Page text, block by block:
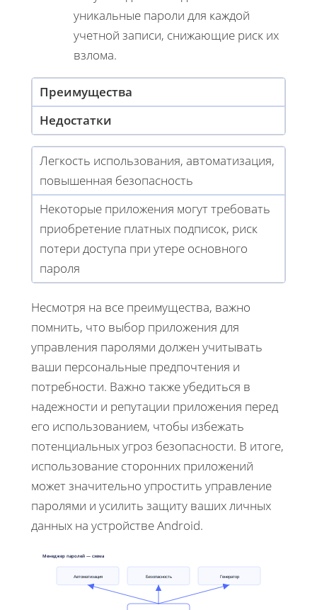
уникальные пароли для каждой
учетной записи, снижающие риск их
взлома.
Преимущества
Недостатки
Легкость использования, автоматизация,
повышенная безопасность
Некоторые приложения могут требовать
приобретение платных подписок, риск
потери доступа при утере основного
пароля
Несмотря на все преимущества, важно
помнить, что выбор приложения для
управления паролями должен учитывать
ваши персональные предпочтения и
потребности. Важно также убедиться в
надежности и репутации приложения перед
его использованием, чтобы избежать
потенциальных угроз безопасности. В итоге,
использование сторонних приложений
может значительно упростить управление
паролями и усилить защиту ваших личных
данных на устройстве Android.
Менеджер паролей — схема
Автоматизация Безопасность Генератор